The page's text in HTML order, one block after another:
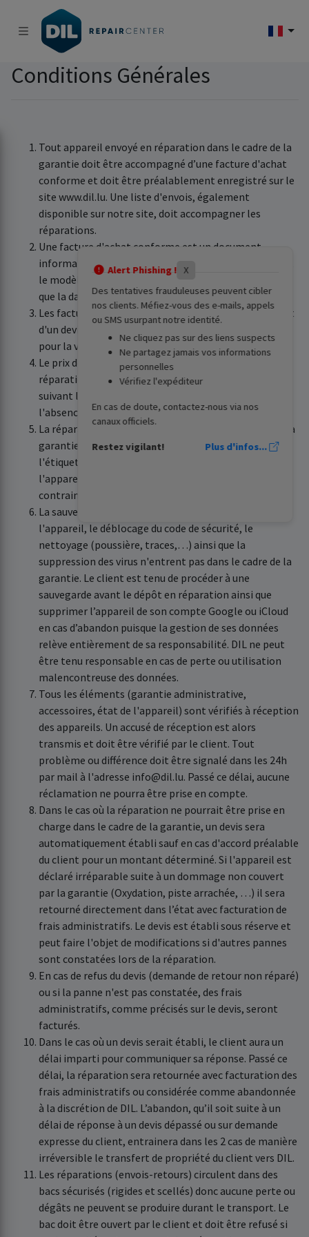
Alert Phishing ! X
Des tentatives frauduleuses peuvent cibler
nos clients. Méfiez-vous des e-mails, appels
ou SMS usurpant notre identité.
Ne cliquez pas sur des liens suspects
Ne partagez jamais vos informations
personnelles
Vérifiez l'expéditeur
En cas de doute, contactez-nous via nos
canaux officiels.
Restez vigilant! Plus d'infos...
Conditions Générales
Tout appareil envoyé en réparation dans le cadre de la
garantie doit être accompagné d’une facture d'achat
conforme et doit être préalablement enregistré sur le
site www.dil.lu. Une liste d'envois, également
disponible sur notre site, doit accompagner les
réparations.
Une facture d'achat conforme est un document
informatisé comportant les coordonnées du magasin,
le modèle, le N° de série (IMEI), le prix de vente ainsi
que la date de la facture ou du ticket de caisse.
Les factures d'achat transmises après l'établissement
d'un devis ne pourront être prises en considération
pour la validation de la garantie.
Le prix de la réparation reste à la charge du client si la
réparation n'entre pas dans le cadre de la garantie
suivant les conditions définies par le fabricant ou en
l'absence d'une facture d'achat conforme.
La réparation ne peut être effectuée dans le cadre de la
garantie si des traces d'oxydation sont constatées,
l'étiquette IMEI de l'appareil est manquante ou si
l'appareil a subi des dommages (chute, choc,
contrainte mécanique,...).
La sauvegarde des données, le paramétrage de
l'appareil, le déblocage du code de sécurité, le
nettoyage (poussière, traces,…) ainsi que la
suppression des virus n'entrent pas dans le cadre de la
garantie. Le client est tenu de procéder à une
sauvegarde avant le dépôt en réparation ainsi que
supprimer l’appareil de son compte Google ou iCloud
en cas d’abandon puisque la gestion de ses données
relève entièrement de sa responsabilité. DIL ne peut
être tenu responsable en cas de perte ou utilisation
malencontreuse des données.
Tous les éléments (garantie administrative,
accessoires, état de l'appareil) sont vérifiés à réception
des appareils. Un accusé de réception est alors
transmis et doit être vérifié par le client. Tout
problème ou différence doit être signalé dans les 24h
par mail à l'adresse info@dil.lu. Passé ce délai, aucune
réclamation ne pourra être prise en compte.
Dans le cas où la réparation ne pourrait être prise en
charge dans le cadre de la garantie, un devis sera
automatiquement établi sauf en cas d'accord préalable
du client pour un montant déterminé. Si l'appareil est
déclaré irréparable suite à un dommage non couvert
par la garantie (Oxydation, piste arrachée, …) il sera
retourné directement dans l’état avec facturation de
frais administratifs. Le devis est établi sous réserve et
peut faire l'objet de modifications si d'autres pannes
sont constatées lors de la réparation.
En cas de refus du devis (demande de retour non réparé)
ou si la panne n'est pas constatée, des frais
administratifs, comme précisés sur le devis, seront
facturés.
Dans le cas où un devis serait établi, le client aura un
délai imparti pour communiquer sa réponse. Passé ce
délai, la réparation sera retournée avec facturation des
frais administratifs ou considérée comme abandonnée
à la discrétion de DIL. L’abandon, qu’il soit suite à un
délai de réponse à un devis dépassé ou sur demande
expresse du client, entrainera dans les 2 cas de manière
irréversible le transfert de propriété du client vers DIL.
Les réparations (envois-retours) circulent dans des
bacs sécurisés (rigides et scellés) donc aucune perte ou
dégâts ne peuvent se produire durant le transport. Le
bac doit être ouvert par le client et doit être refusé si